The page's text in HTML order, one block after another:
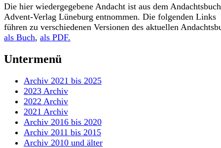
Die hier wiedergegebene Andacht ist aus dem
Advent-Verlag Lüneburg entnommen. Die folgenden Links
führen zu verschiedenen Versionen des aktuellen
als Buch, als PDF.
Untermenü
Archiv 2021 bis 2025
2023 Archiv
2022 Archiv
2021 Archiv
Archiv 2016 bis 2020
Archiv 2011 bis 2015
Archiv 2010 und älter